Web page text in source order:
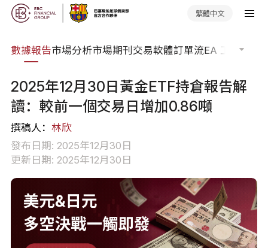
繁體中文
數據報告市場分析市場期刊交易軟體訂單流EA 工具庫
2025年12月30日黃金ETF持倉報告解
讀：較前一個交易日增加0.86噸
撰稿人： 林欣
發布日期: 2025年12月30日
更新日期: 2025年12月30日